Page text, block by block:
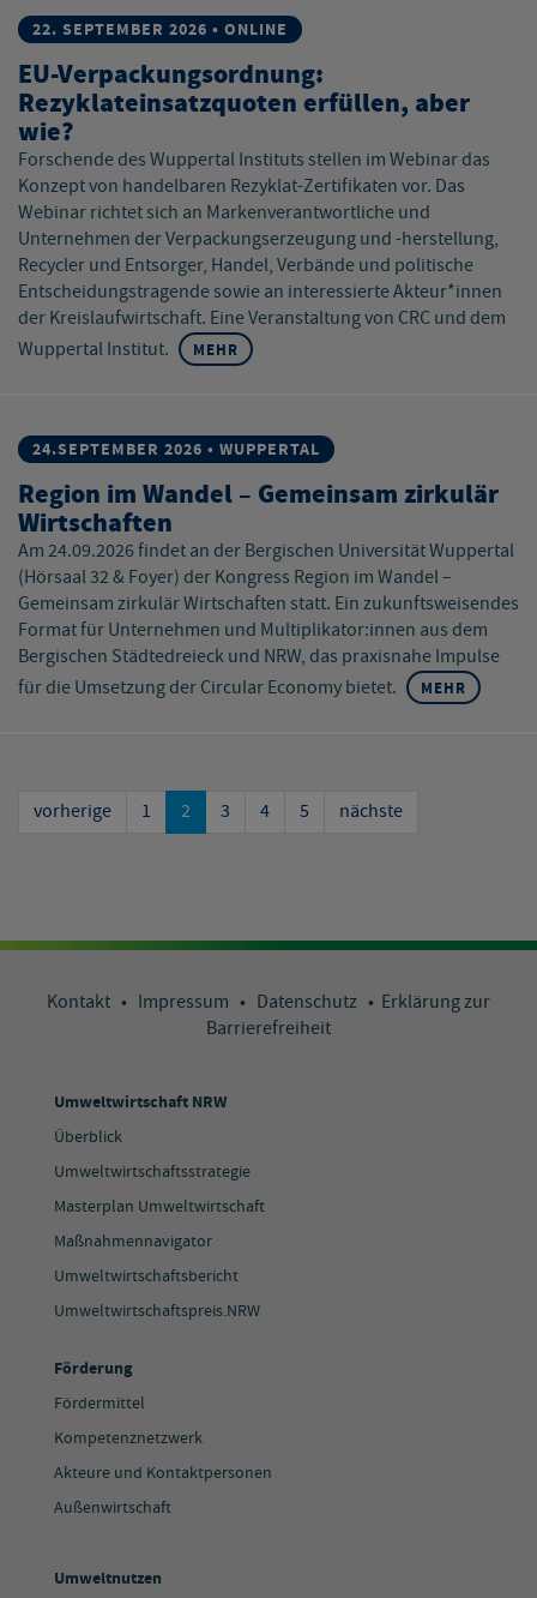
22. SEPTEMBER 2026 • ONLINE
EU-Verpackungsordnung:
Rezyklateinsatzquoten erfüllen, aber
wie?
Forschende des Wuppertal Instituts stellen im Webinar das
Konzept von handelbaren Rezyklat-Zertifikaten vor. Das
Webinar richtet sich an Markenverantwortliche und
Unternehmen der Verpackungserzeugung und -herstellung,
Recycler und Entsorger, Handel, Verbände und politische
Entscheidungstragende sowie an interessierte Akteur*innen
der Kreislaufwirtschaft. Eine Veranstaltung von CRC und dem
Wuppertal Institut.
MEHR
24.SEPTEMBER 2026 • WUPPERTAL
Region im Wandel – Gemeinsam zirkulär
Wirtschaften
Am 24.09.2026 findet an der Bergischen Universität Wuppertal
(Hörsaal 32 & Foyer) der Kongress Region im Wandel –
Gemeinsam zirkulär Wirtschaften statt. Ein zukunftsweisendes
Format für Unternehmen und Multiplikator:innen aus dem
Bergischen Städtedreieck und NRW, das praxisnahe Impulse
für die Umsetzung der Circular Economy bietet.
MEHR
vorherige 1 2 3 4 5 nächste
Kontakt • Impressum • Datenschutz • Erklärung zur
Barrierefreiheit
Umweltwirtschaft NRW
Überblick
Umweltwirtschaftsstrategie
Masterplan Umweltwirtschaft
Maßnahmennavigator
Umweltwirtschaftsbericht
Umweltwirtschaftspreis.NRW
Förderung
Fördermittel
Kompetenznetzwerk
Akteure und Kontaktpersonen
Außenwirtschaft
Umweltnutzen